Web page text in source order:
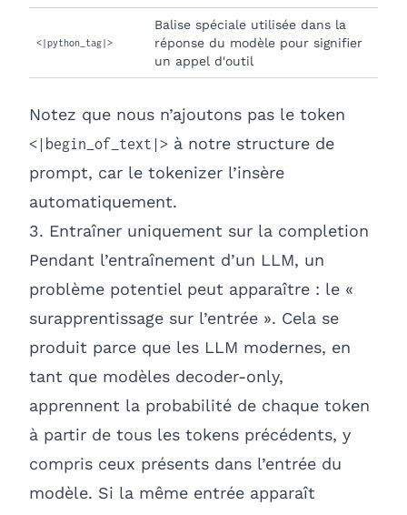
<|python_tag|>
Balise spéciale utilisée dans la
réponse du modèle pour signifier
un appel d'outil
Notez que nous n’ajoutons pas le token
<|begin_of_text|> à notre structure de
prompt, car le tokenizer l’insère
automatiquement.
3. Entraîner uniquement sur la completion
Pendant l’entraînement d’un LLM, un
problème potentiel peut apparaître : le «
surapprentissage sur l’entrée ». Cela se
produit parce que les LLM modernes, en
tant que modèles decoder-only,
apprennent la probabilité de chaque token
à partir de tous les tokens précédents, y
compris ceux présents dans l’entrée du
modèle. Si la même entrée apparaît